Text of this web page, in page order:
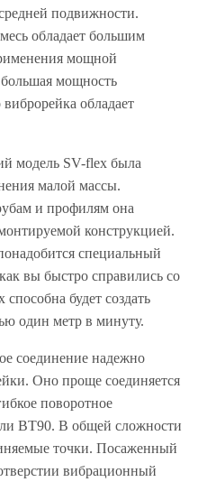
подвижности.
обладает большим
мощной
мощность
обладает
модель SV-flex была
малой массы.
и профилям она
конструкцией.
специальный
вы быстро справились со
будет создать
один метр в минуту.
соединение надежно
Оно проще соединяется
поворотное
BT90. В общей сложности
точки. Посаженный
вибрационный